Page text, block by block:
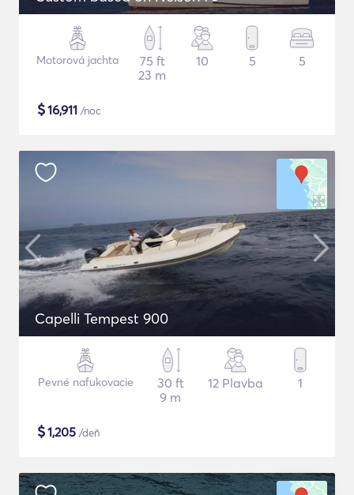
Motorová jachta
75 ft
23 m
10 5 5
$16,911 /noc
Capelli Tempest 900
Pevné nafukovacie
30 ft
9 m
12 Plavba 1
$1,205 /deň